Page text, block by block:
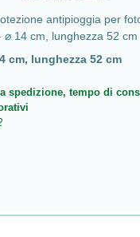
obiettivo kaki - ⌀ 14 cm, lunghezza 52 cm
14 cm, lunghezza 52 cm
spedizione, tempo di